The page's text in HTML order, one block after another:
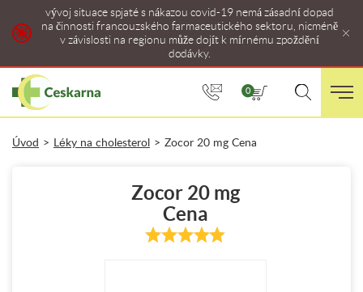
vývoj situace spjaté s nákazou covid-19 nemá zásadní dopad
na činnosti francouzského farmaceutického sektoru, nicméně
v závislosti na regionu může dojít k mírnému zpoždění
dodávky.
0
Úvod > Léky na cholesterol > Zocor 20 mg Cena
Zocor 20 mg
Cena